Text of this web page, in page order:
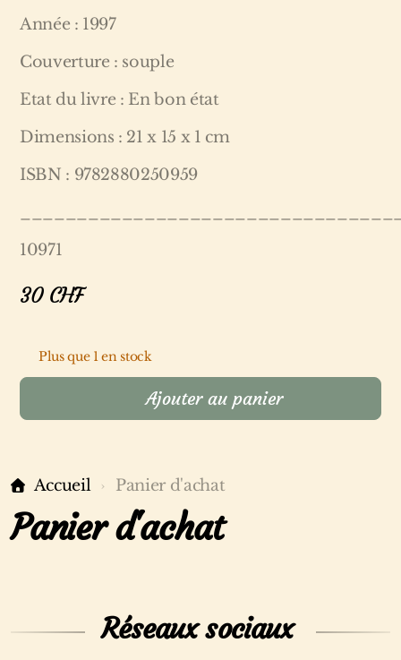
Année : 1997
Couverture : souple
Etat du livre : En bon état
Dimensions : 21 x 15 x 1 cm
ISBN : 9782880250959
10971
30CHF
Plus que 1 en stock
Ajouter au panier
Accueil Panier d'achat
Panier d'achat
Réseaux sociaux